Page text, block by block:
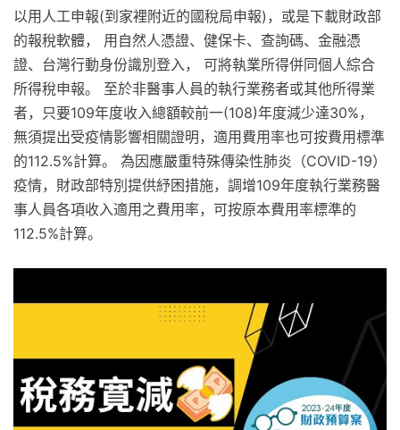
以用人工申報(到家裡附近的國稅局申報)，或是下載財政部
的報稅軟體， 用自然人憑證、健保卡、查詢碼、金融憑
證、台灣行動身份識別登入， 可將執業所得併同個人綜合
所得稅申報。 至於非醫事人員的執行業務者或其他所得業
者，只要109年度收入總額較前一(108)年度減少達30%，
無須提出受疫情影響相關證明，適用費用率也可按費用標準
的112.5%計算。 為因應嚴重特殊傳染性肺炎（COVID-19）
疫情，財政部特別提供紓困措施，調增109年度執行業務醫
事人員各項收入適用之費用率，可按原本費用率標準的
112.5%計算。